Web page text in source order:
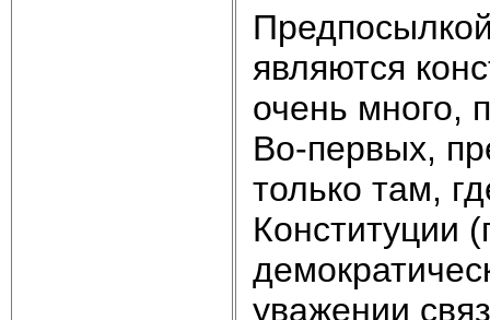
являются
очень много,
Во-первых,
только там,
Конституции
уважении